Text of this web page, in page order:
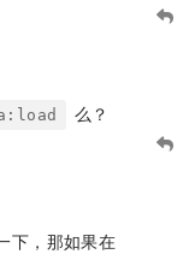
么？
下，那如果在